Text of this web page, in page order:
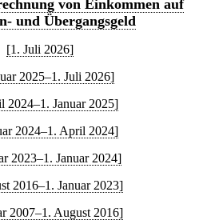
von Einkommen auf
und Übergangsgeld
[1. Juli 2026]
2025–1. Juli 2026]
2024–1. Januar 2025]
2024–1. April 2024]
2023–1. Januar 2024]
2016–1. Januar 2023]
2007–1. August 2016]